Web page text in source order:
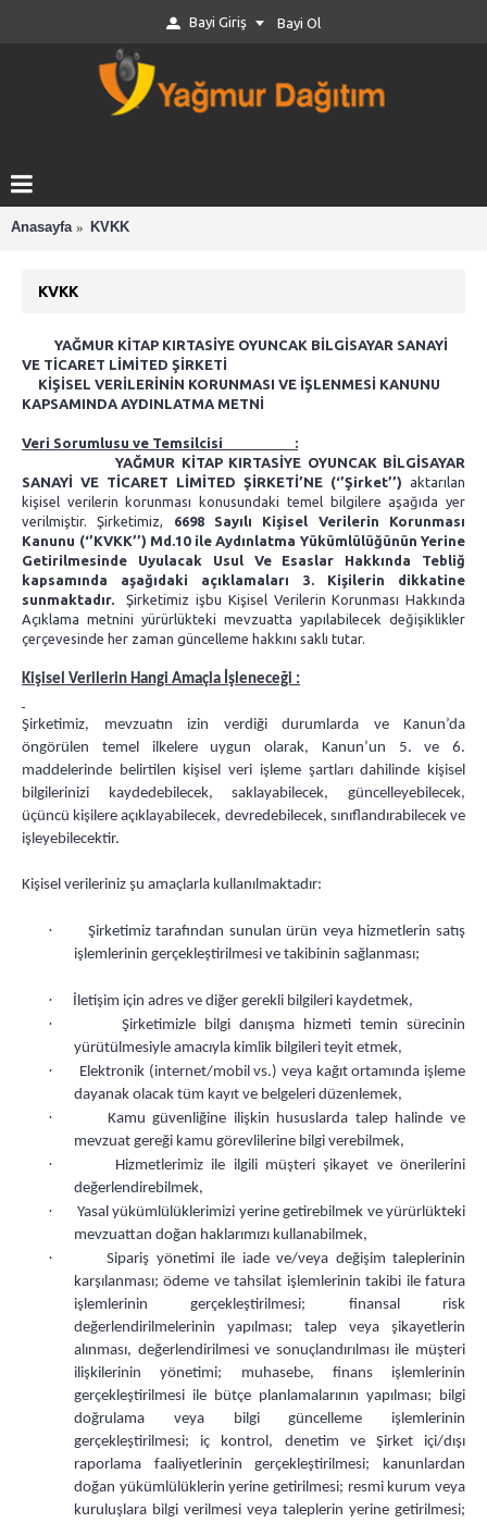
Bayi Giriş Bayi Ol
Anasayfa KVKK
KVKK
YAĞMUR KİTAP KIRTASİYE OYUNCAK BİLGİSAYAR SANAYİ
VE TİCARET LİMİTED ŞİRKETİ
KİŞİSEL VERİLERİNİN KORUNMASI VE İŞLENMESİ KANUNU
KAPSAMINDA AYDINLATMA METNİ
Veri Sorumlusu ve Temsilcisi :
YAĞMUR KİTAP KIRTASİYE OYUNCAK BİLGİSAYAR
SANAYİ VE TİCARET LİMİTED ŞİRKETİ’NE (‘’Şirket’’) aktarılan
kişisel verilerin korunması konusundaki temel bilgilere aşağıda yer
verilmiştir. Şirketimiz, 6698 Sayılı Kişisel Verilerin Korunması
Kanunu (‘’KVKK’’) Md.10 ile Aydınlatma Yükümlülüğünün Yerine
Getirilmesinde Uyulacak Usul Ve Esaslar Hakkında Tebliğ
kapsamında aşağıdaki açıklamaları 3. Kişilerin dikkatine
sunmaktadır.Şirketimiz işbu Kişisel Verilerin Korunması Hakkında
Açıklama metnini yürürlükteki mevzuatta yapılabilecek değişiklikler
çerçevesinde her zaman güncelleme hakkını saklı tutar.
Kişisel Verilerin Hangi Amaçla İşleneceği :
Şirketimiz, mevzuatın izin verdiği durumlarda ve
Kanun’da
öngörülen temel ilkelere uygun olarak, Kanun’un 5. ve 6.
maddelerinde belirtilen kişisel veri işleme şartları dahilinde kişisel
bilgilerinizi kaydedebilecek, saklayabilecek, güncelleyebilecek,
üçüncü kişilere açıklayabilecek, devredebilecek, sınıflandırabilecek ve
işleyebilecektir.
Kişisel verileriniz şu amaçlarla kullanılmaktadır:
·
Şirketimiz tarafından sunulan ürün veya hizmetlerin satış
işlemlerinin gerçekleştirilmesi ve takibinin sağlanması;
· İletişim için adres ve diğer gerekli bilgileri kaydetmek,
·
Şirketimizle bilgi danışma hizmeti temin sürecinin
yürütülmesiyle amacıyla kimlik bilgileri teyit etmek,
·
Elektronik (internet/mobil vs.) veya kağıt ortamında işleme
dayanak olacak tüm kayıt ve belgeleri düzenlemek,
·
Kamu güvenliğine ilişkin hususlarda talep halinde ve
mevzuat gereği kamu görevlilerine bilgi verebilmek,
·
Hizmetlerimiz ile ilgili müşteri şikayet ve önerilerini
değerlendirebilmek,
·
Yasal yükümlülüklerimizi yerine getirebilmek ve yürürlükteki
mevzuattan doğan haklarımızı kullanabilmek,
·
Sipariş yönetimi ile iade ve/veya değişim taleplerinin
karşılanması; ödeme ve tahsilat işlemlerinin takibi ile fatura
işlemlerinin gerçekleştirilmesi; finansal risk
değerlendirilmelerinin yapılması; talep veya şikayetlerin
alınması, değerlendirilmesi ve sonuçlandırılması ile müşteri
ilişkilerinin yönetimi; muhasebe, finans işlemlerinin
gerçekleştirilmesi ile bütçe planlamalarının yapılması; bilgi
doğrulama veya bilgi güncelleme işlemlerinin
gerçekleştirilmesi; iç kontrol, denetim ve Şirket içi/dışı
raporlama faaliyetlerinin gerçekleştirilmesi; kanunlardan
doğan yükümlülüklerin yerine getirilmesi; resmi kurum veya
kuruluşlara bilgi verilmesi veya taleplerin yerine getirilmesi;